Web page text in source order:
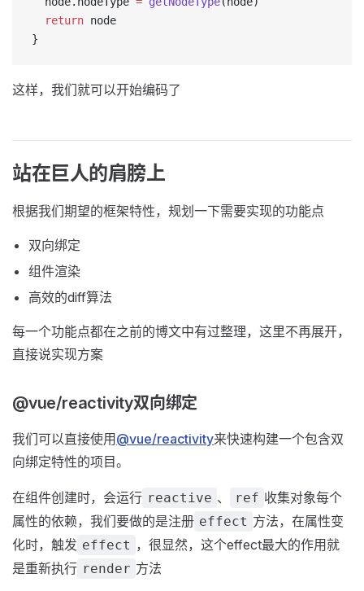
  return
node
}
这样，我们就可以开始编码了
站在巨人的肩膀上
根据我们期望的框架特性，规划一下需要实现的功能点
双向绑定
组件渲染
高效的diff算法
每一个功能点都在之前的博文中有过整理，这里不再展开，
直接说实现方案
@vue/reactivity双向绑定
我们可以直接使用 @vue/reactivity来快速构建一个包含双
向绑定特性的项目。
在组件创建时，会运行 reactive 、 ref 收集对象每个
属性的依赖，我们要做的是注册 effect 方法，在属性变
化时，触发 effect ，很显然，这个effect最大的作用就
是重新执行 render 方法